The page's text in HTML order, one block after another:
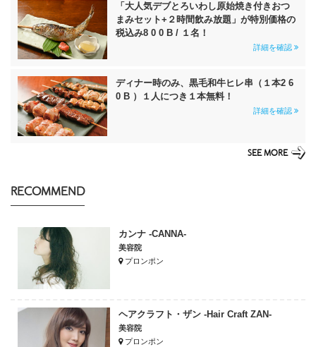
「大人気デブとろいわし原始焼き付きおつ
まみセット+２時間飲み放題」が特別価格の
税込み8 0 0 B / １名！
詳細を確認
ディナー時のみ、黒毛和牛ヒレ串（１本2 6
0 B ）１人につき１本無料！
詳細を確認
SEE MORE
RECOMMEND
カンナ -CANNA-
美容院
プロンポン
ヘアクラフト・ザン -Hair Craft ZAN-
美容院
プロンポン